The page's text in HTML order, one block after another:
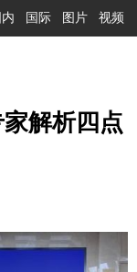
内 国际 图片 视频
解析四点